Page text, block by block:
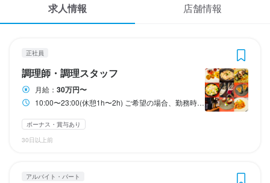
スカウト・メルマガ受信設定
食べログ求人PRESS
プライバシーポリシー
利用規約
企業情報
求人情報 店舗情報
正社員
調理師・調理スタッフ
月給： 30万円〜
10:00〜23:00(休憩1h〜2h) ご希望の場合、勤務時間ご相談ください。
ボーナス・賞与あり
30日以上前
アルバイト・パート
調理師・調理スタッフ
調理師・調理スタッフ
月給300,000円〜
ボーナス・賞与あり 昇給あり
勤務時間
ランチタイムのみ勤務OK
調理補助・調理見習い
調理補助・調理見習い
時給1,226円〜
昇給あり 交通費支給
勤務時間
ランチタイムのみ勤務OK